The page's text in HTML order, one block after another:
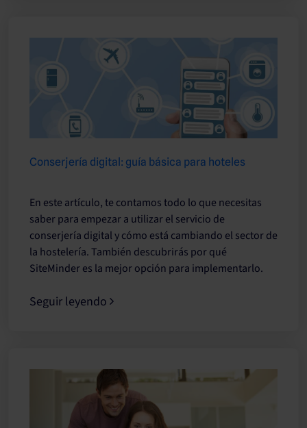
Conserjería digital: guía básica para hoteles
En este artículo, te contamos todo lo que necesitas
saber para empezar a utilizar el servicio de
conserjería digital y cómo está cambiando el sector de
la hostelería. También descubrirás por qué
SiteMinder es la mejor opción para implementarlo.
Seguir leyendo